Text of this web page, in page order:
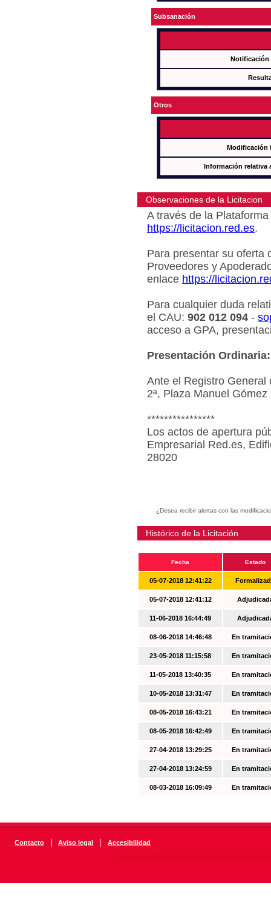
Subsanación
Notificación
Otros
Modificación
Información relativa
Observaciones de la Licitacion
A través de la
https://licitacion.red.es.
Para presentar su oferta
Proveedores y
enlace https://
Para cualquier duda
el CAU: 902 012 094 -
acceso a GPA,
Presentación Ordinaria:
Ante el Registro General
2ª, Plaza Manuel
****************
Los actos de apertura
Empresarial Red.es,
28020
¿Desea recibir alertas con las
Histórico de la Licitación
Fecha Estado
05-07-2018 12:41:22
05-07-2018 12:41:12
11-06-2018 16:44:49
08-06-2018 14:46:48 En
23-05-2018 11:15:58 En
11-05-2018 13:40:35 En
10-05-2018 13:31:47 En
08-05-2018 16:43:21 En
08-05-2018 16:42:49 En
27-04-2018 13:29:25 En
27-04-2018 13:24:59 En
08-03-2018 16:09:49 En
Contacto | Aviso legal | Accesibilidad